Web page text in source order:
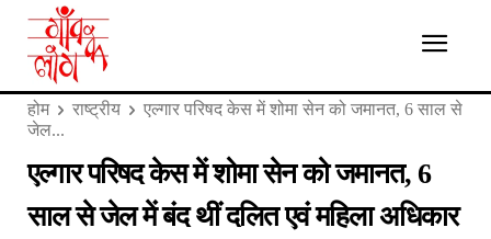
होम राष्ट्रीय
एल्गार परिषद केस में शोमा सेन को जमानत, 6 साल से
जेल...
एल्गार परिषद केस में शोमा सेन को जमानत, 6
साल से जेल में बंद थीं दलित एवं महिला अधिकार